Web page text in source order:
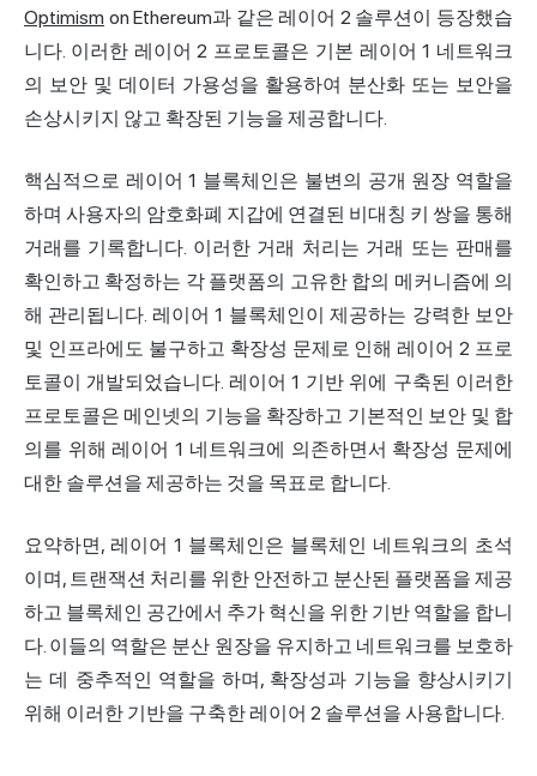
Optimism on Ethereum과 같은 레이어 2 솔루션이 등장했습
니다. 이러한 레이어 2 프로토콜은 기본 레이어 1 네트워크
의 보안 및 데이터 가용성을 활용하여 분산화 또는 보안을
손상시키지 않고 확장된 기능을 제공합니다.
핵심적으로 레이어 1 블록체인은 불변의 공개 원장 역할을
하며 사용자의 암호화폐 지갑에 연결된 비대칭 키 쌍을 통해
거래를 기록합니다. 이러한 거래 처리는 거래 또는 판매를
확인하고 확정하는 각 플랫폼의 고유한 합의 메커니즘에 의
해 관리됩니다. 레이어 1 블록체인이 제공하는 강력한 보안
및 인프라에도 불구하고 확장성 문제로 인해 레이어 2 프로
토콜이 개발되었습니다. 레이어 1 기반 위에 구축된 이러한
프로토콜은 메인넷의 기능을 확장하고 기본적인 보안 및 합
의를 위해 레이어 1 네트워크에 의존하면서 확장성 문제에
대한 솔루션을 제공하는 것을 목표로 합니다.
요약하면, 레이어 1 블록체인은 블록체인 네트워크의 초석
이며, 트랜잭션 처리를 위한 안전하고 분산된 플랫폼을 제공
하고 블록체인 공간에서 추가 혁신을 위한 기반 역할을 합니
다. 이들의 역할은 분산 원장을 유지하고 네트워크를 보호하
는 데 중추적인 역할을 하며, 확장성과 기능을 향상시키기
위해 이러한 기반을 구축한 레이어 2 솔루션을 사용합니다.